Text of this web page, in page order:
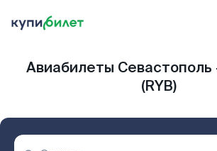
Авиабилеты
(RYB)